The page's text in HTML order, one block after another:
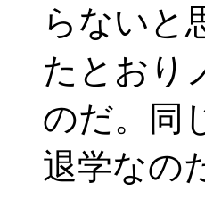
らないと
たとおり
のだ。同
退学なの